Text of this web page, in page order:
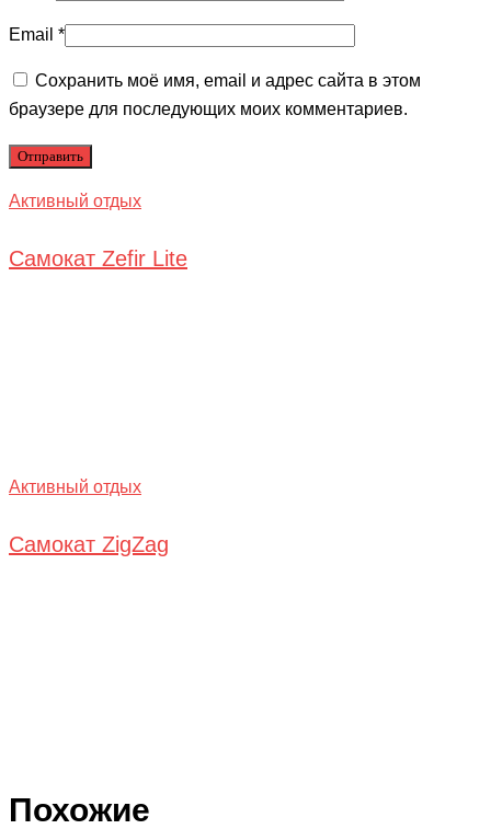
Email *
Сохранить моё имя, email и адрес сайта в этом
браузере для последующих моих комментариев.
Активный отдых
Самокат Zefir Lite
Активный отдых
Самокат ZigZag
Похожие